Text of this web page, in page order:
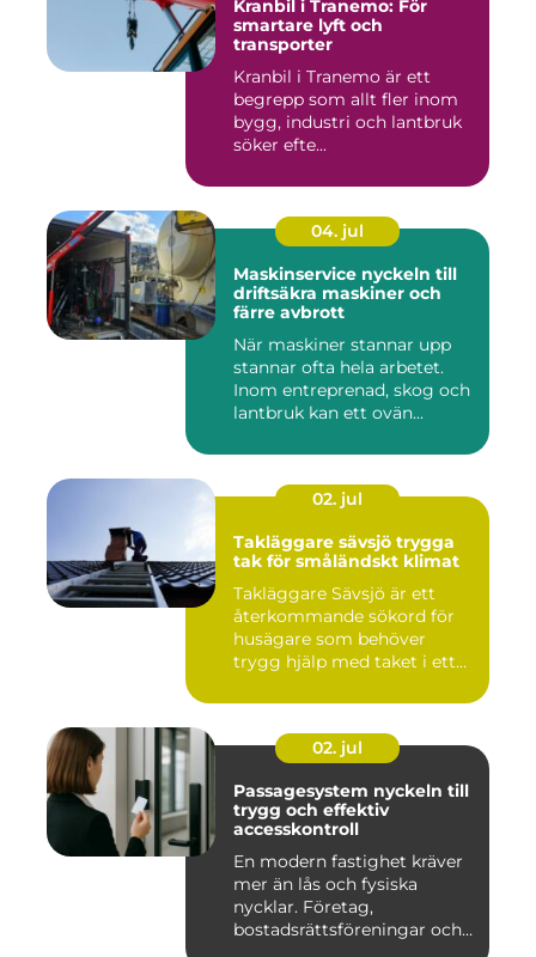
Kranbil i Tranemo: För
smartare lyft och
transporter
Kranbil i Tranemo är ett
begrepp som allt fler inom
bygg, industri och lantbruk
söker efte...
04. jul
Maskinservice nyckeln till
driftsäkra maskiner och
färre avbrott
När maskiner stannar upp
stannar ofta hela arbetet.
Inom entreprenad, skog och
lantbruk kan ett ovän...
02. jul
Takläggare sävsjö trygga
tak för småländskt klimat
Takläggare Sävsjö är ett
återkommande sökord för
husägare som behöver
trygg hjälp med taket i ett
02. jul
Passagesystem nyckeln till
trygg och effektiv
accesskontroll
En modern fastighet kräver
mer än lås och fysiska
nycklar. Företag,
bostadsrättsföreningar och